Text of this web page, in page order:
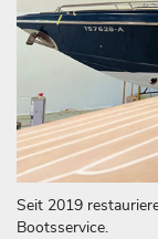
Seit 2019
Bootsservice.